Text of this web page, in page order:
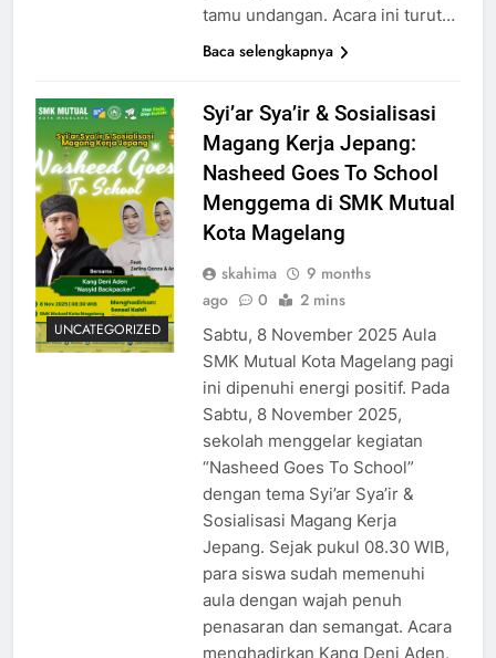
tamu undangan. Acara ini turut…
Baca selengkapnya
UNCATEGORIZED
Syi’ar Sya’ir & Sosialisasi
Magang Kerja Jepang:
Nasheed Goes To School
Menggema di SMK Mutual
Kota Magelang
skahima
9 months
ago
0 2 mins
Sabtu, 8 November 2025 Aula
SMK Mutual Kota Magelang pagi
ini dipenuhi energi positif. Pada
Sabtu, 8 November 2025,
sekolah menggelar kegiatan
“Nasheed Goes To School”
dengan tema Syi’ar Sya’ir &
Sosialisasi Magang Kerja
Jepang. Sejak pukul 08.30 WIB,
para siswa sudah memenuhi
aula dengan wajah penuh
penasaran dan semangat. Acara
menghadirkan Kang Deni Aden,